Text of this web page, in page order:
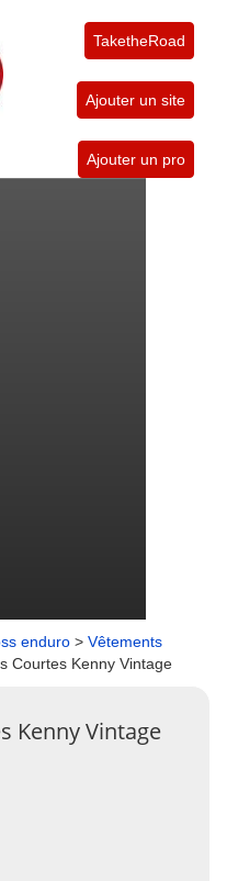
TaketheRoad
Ajouter un site
Ajouter un pro
enduro > Vêtements
Courtes Kenny Vintage
Kenny Vintage